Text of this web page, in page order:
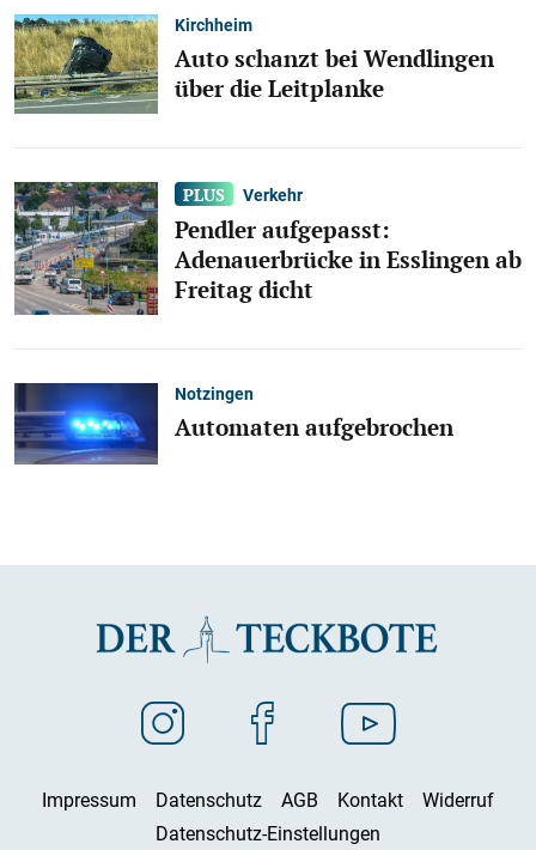
Kirchheim
Auto schanzt bei Wendlingen
über die Leitplanke
Verkehr
Pendler aufgepasst:
Adenauerbrücke in Esslingen ab
Freitag dicht
Notzingen
Automaten aufgebrochen
Impressum Datenschutz AGB Kontakt
Widerruf
Datenschutz-Einstellungen